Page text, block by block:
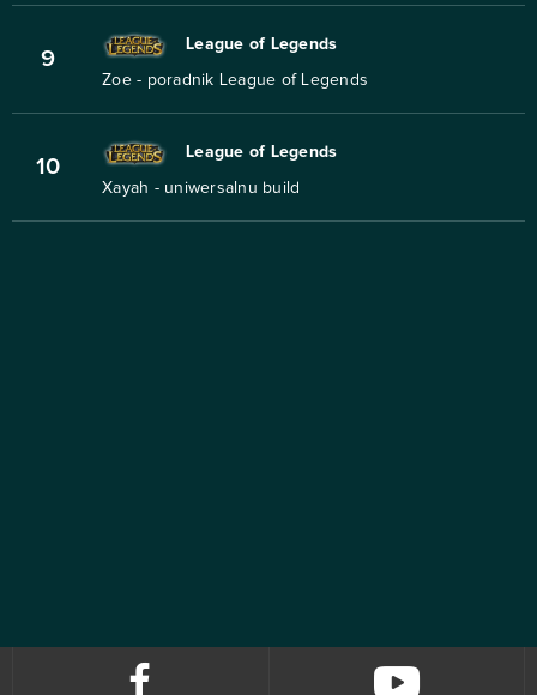
9
League of Legends
Zoe - poradnik League of Legends
10
League of Legends
Xayah - uniwersalnu build